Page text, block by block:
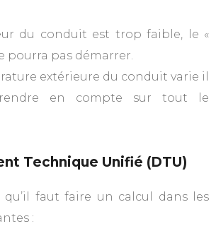
du conduit est trop faible, le «
pourra pas démarrer.
extérieure du conduit varie il
en compte sur tout le
Technique Unifié (DTU)
qu’il faut faire un calcul dans les
: